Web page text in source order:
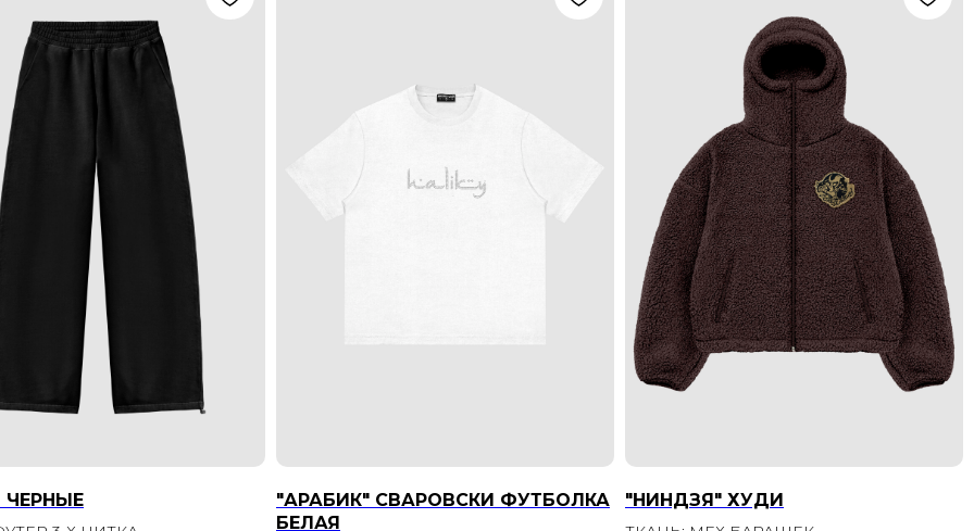
"АРАБИК" СВАРОВСКИ ФУТБОЛКА
БЕЛАЯ
"НИНДЗЯ" ХУДИ